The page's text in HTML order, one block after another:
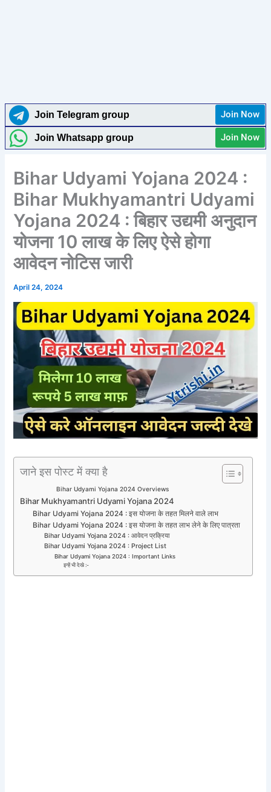
Join Telegram group Join Now
Join Whatsapp group Join Now
Bihar Udyami Yojana 2024​​ :
Bihar Mukhyamantri Udyami
Yojana 2024 : बिहार उद्यमी अनुदान
योजना 10 लाख के लिए ऐसे होगा
आवेदन नोटिस जारी
April 24, 2024
जाने इस पोस्ट में क्या है
Bihar Udyami Yojana 2024 Overviews
Bihar Mukhyamantri Udyami Yojana 2024​​
Bihar Udyami Yojana 2024 : इस योजना के तहत मिलने वाले लाभ
Bihar Udyami Yojana 2024 : इस योजना के तहत लाभ लेने के लिए पात्रता
Bihar Udyami Yojana 2024 : आवेदन प्रक्रिया
Bihar Udyami Yojana 2024 : Project List
Bihar Udyami Yojana 2024 : Important Links
इन्हें भी देखे :-